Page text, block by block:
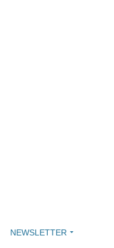
NEWSLETTER